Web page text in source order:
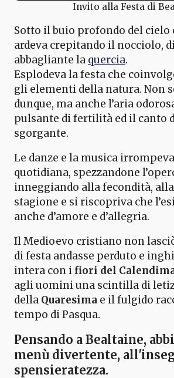
Invito alla Festa di
Sotto il buio profondo del
ardeva crepitando il nocciolo,
abbagliante la quercia.
Esplodeva la festa che
gli elementi della natura. Non
dunque, ma anche l’aria
pulsante di fertilità ed il canto
sgorgante.
Le danze e la musica
quotidiana, spezzandone
inneggiando alla fecondità,
stagione e si riscopriva che
anche d’amore e d’allegria.
Il Medioevo cristiano non
di festa andasse perduto e
intera con ifiori del
agli uomini una scintilla di
della Quaresima e il fulgido
tempo di Pasqua.
Pensando a Bealtaine,
menù divertente,
spensieratezza.